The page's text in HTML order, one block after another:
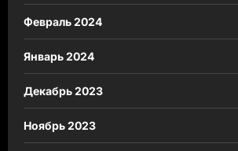
Февраль 2024
Январь 2024
Декабрь 2023
Ноябрь 2023